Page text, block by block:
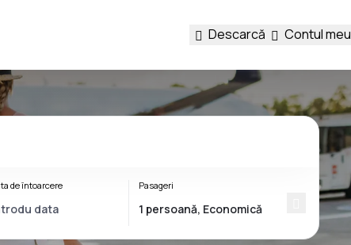
Descarcă Contul meu
de întoarcere Pasageri